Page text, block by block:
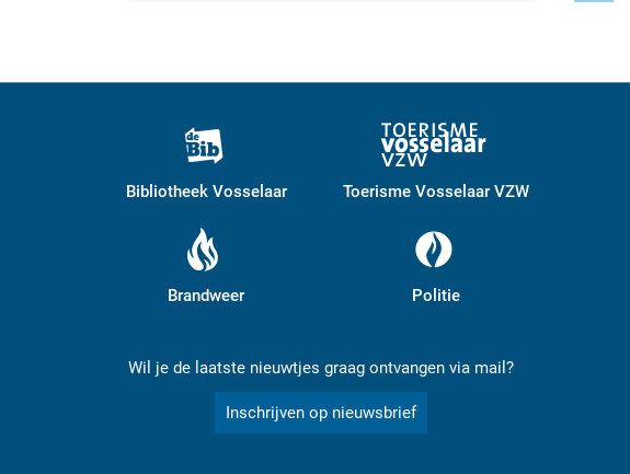
Bibliotheek Vosselaar Toerisme Vosselaar VZW
Brandweer Politie
Wil je de laatste nieuwtjes graag ontvangen via mail?
Inschrijven op nieuwsbrief